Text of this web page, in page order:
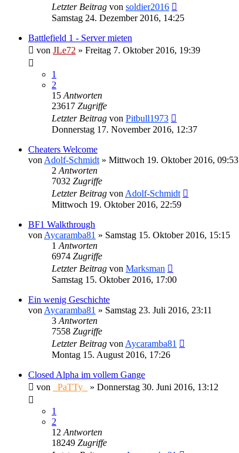
Letzter Beitrag von soldier2016
Samstag 24. Dezember 2016, 14:25
Battlefield 1 - Server mieten
von JLe72 » Freitag 7. Oktober 2016, 19:39
1
2
15 Antworten
23617 Zugriffe
Letzter Beitrag von Pitbull1973
Donnerstag 17. November 2016, 12:37
Cheaters Welcome
von Adolf-Schmidt » Mittwoch 19. Oktober 2016, 09:53
2 Antworten
7032 Zugriffe
Letzter Beitrag von Adolf-Schmidt
Mittwoch 19. Oktober 2016, 22:59
BF1 Walkthrough
von Aycaramba81 » Samstag 15. Oktober 2016, 15:15
1 Antworten
6974 Zugriffe
Letzter Beitrag von Marksman
Samstag 15. Oktober 2016, 17:00
Ein wenig Geschichte
von Aycaramba81 » Samstag 23. Juli 2016, 23:11
3 Antworten
7558 Zugriffe
Letzter Beitrag von Aycaramba81
Montag 15. August 2016, 17:26
Closed Alpha im vollem Gange
von
_PaTTy_ » Donnerstag 30. Juni 2016, 13:12
1
2
12 Antworten
18249 Zugriffe